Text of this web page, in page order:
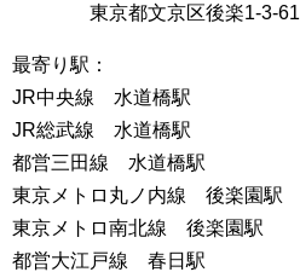
東京都文京区後楽1-3-61
最寄り駅：
JR中央線 水道橋駅
JR総武線 水道橋駅
都営三田線 水道橋駅
東京メトロ丸ノ内線 後楽園駅
東京メトロ南北線 後楽園駅
都営大江戸線 春日駅